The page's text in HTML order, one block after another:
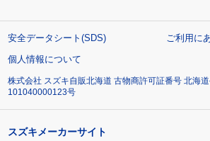
安全データシート(SDS)
ご利用に
個人情報について
株式会社 スズキ自販北海道 古物商許可証番号 北海
101040000123号
スズキメーカーサイト